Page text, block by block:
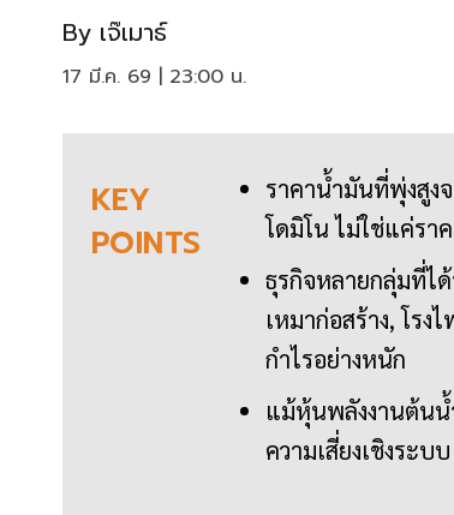
By เจ๊เมาธ์
17 มี.ค. 69 | 23:00 น.
KEY
POINTS
ราคาน้ำมันที่พุ่งสูง
โดมิโน ไม่ใช่แค่รา
ธุรกิจหลายกลุ่มที่ไ
เหมาก่อสร้าง, โร
กำไรอย่างหนัก
แม้หุ้นพลังงานต้นน้
ความเสี่ยงเชิงระบ